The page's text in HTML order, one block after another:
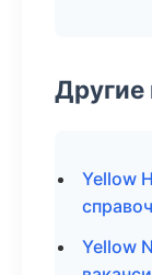
Другие
Yellow
Yellow